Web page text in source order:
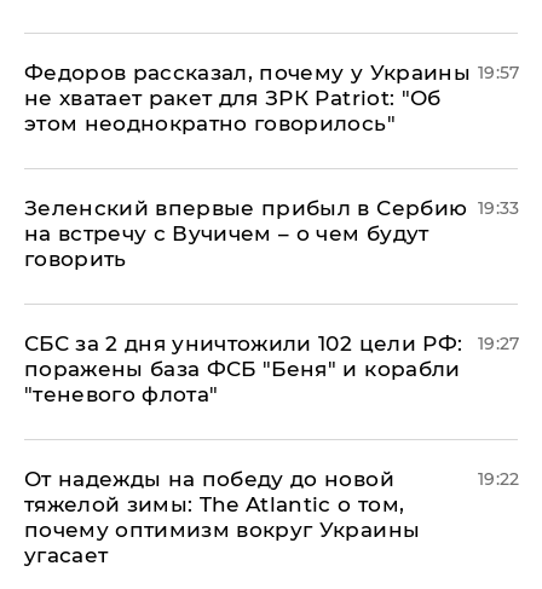
Федоров рассказал, почему у Украины
не хватает ракет для ЗРК Patriot: "Об
этом неоднократно говорилось"
19:57
Зеленский впервые прибыл в Сербию
на встречу с Вучичем – о чем будут
говорить
19:33
СБС за 2 дня уничтожили 102 цели РФ:
поражены база ФСБ "Беня" и корабли
"теневого флота"
19:27
От надежды на победу до новой
тяжелой зимы: The Atlantic о том,
почему оптимизм вокруг Украины
угасает
19:22